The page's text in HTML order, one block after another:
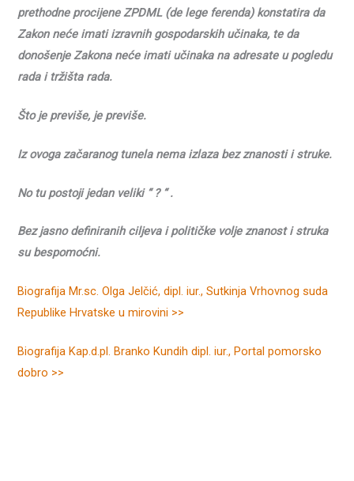
prethodne procijene ZPDML (de lege ferenda) konstatira da
Zakon neće imati izravnih gospodarskih učinaka, te da
donošenje Zakona neće imati učinaka na adresate u pogledu
rada i tržišta rada.
Što je previše, je previše.
Iz ovoga začaranog tunela nema izlaza bez znanosti i struke.
No tu postoji jedan veliki “? “ .
Bez jasno definiranih ciljeva i političke volje znanost i struka
su bespomoćni.
Biografija Mr.sc. Olga Jelčić, dipl. iur., Sutkinja Vrhovnog suda
Republike Hrvatske u mirovini >>
Biografija Kap.d.pl. Branko Kundih dipl. iur., Portal pomorsko
dobro >>